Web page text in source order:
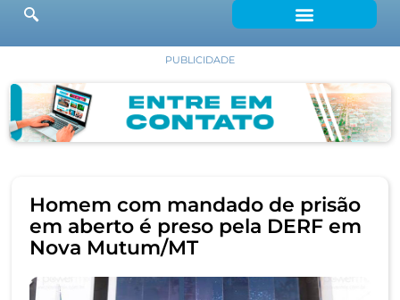
PUBLICIDADE
Homem com mandado de prisão
em aberto é preso pela DERF em
Nova Mutum/MT